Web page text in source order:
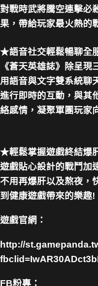
對戰時武將騰空連擊必
果，帶給玩家最火熱的
★語音社交輕鬆暢聊全
《蒼天英雄誌》除呈
用語音與文字雙系統聊
進行即時的互動，與其
絡感情，凝聚軍團玩家
★輕鬆掌握遊戲終結爆
遊戲貼心設計的戰鬥加
不用再爆肝以及熬夜，
到健康遊戲帶來的樂趣!
遊戲官網：
http://
FB粉專：